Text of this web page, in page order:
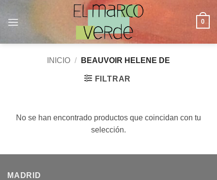
0
INICIO / BEAUVOIR HELENE DE
FILTRAR
No se han encontrado productos que coincidan con tu
selección.
MADRID